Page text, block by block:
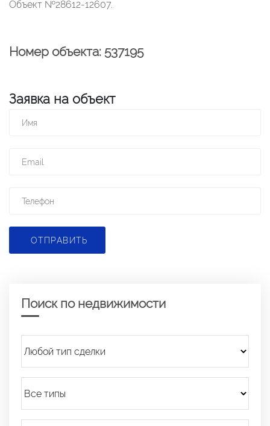
Объект №28612-12607.
Номер объекта: 537195
Заявка на объект
ОТПРАВИТЬ
Поиск по недвижимости